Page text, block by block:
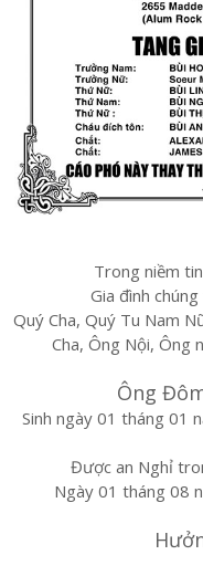
Trong niềm
Gia đình
Quý Cha, Quý Tu Nam
Cha, Ông Nội, Ông
Ông
Sinh ngày 01 tháng 01
Được an Nghỉ
Ngày 01 tháng 08